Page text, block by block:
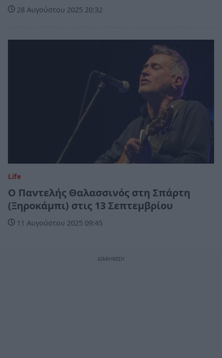
28 Αυγούστου 2025 20:32
Life
Ο Παντελής Θαλασσινός στη Σπάρτη
(Ξηροκάμπι) στις 13 Σεπτεμβρίου
11 Αυγούστου 2025 09:45